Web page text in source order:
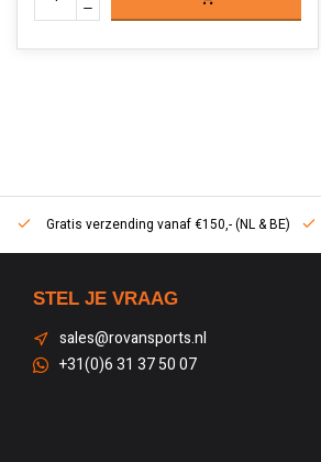
Gratis verzending vanaf €150,- (NL & BE)
STEL JE VRAAG
sales@rovansports.nl
+31(0)6 31 37 50 07